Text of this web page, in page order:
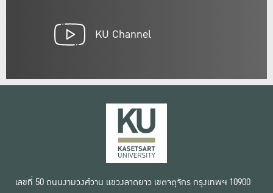
KU Channel
เลขที่ 50 ถนนงามวงศ์วาน แขวงลาดยาว เขตจตุจักร กรุงเทพฯ 10900